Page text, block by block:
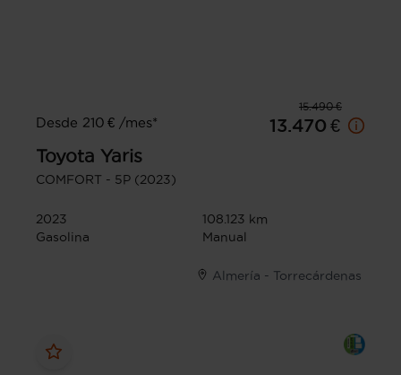
15.490 €
Desde 210 € /mes*
13.470 €
Toyota Yaris
COMFORT - 5P (2023)
2023
108.123 km
Gasolina
Manual
Almería - Torrecárdenas